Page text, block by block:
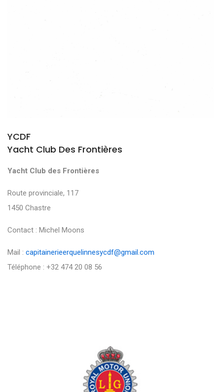
YCDF
Yacht Club Des Frontières
Yacht Club des Frontières
Route provinciale, 117
1450 Chastre
Contact : Michel Moons
Mail : capitainerieerquelinnesycdf@gmail.com
Téléphone : +32 474 20 08 56